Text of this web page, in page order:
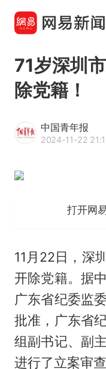
71岁深圳
除党籍！
中国青年报
2024-11-22
打开网
11月22日，深
开除党籍。据
广东省纪委监
批准，广东省
组副书记、副
进行了立案审查